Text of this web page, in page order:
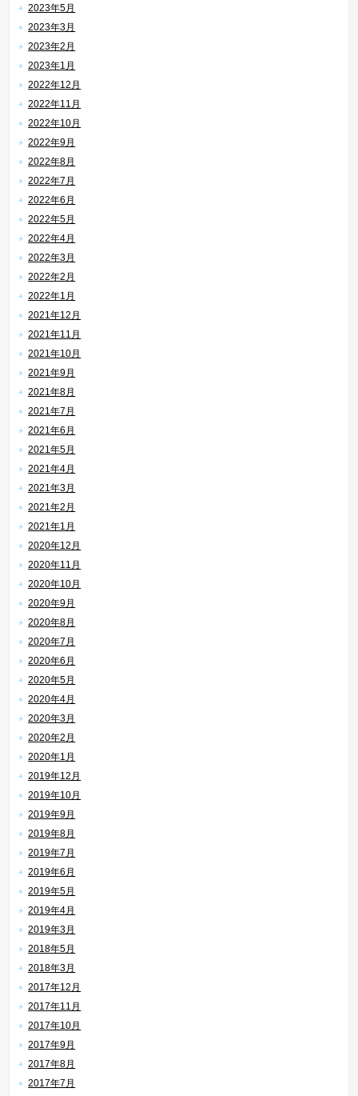
2023年5月
2023年3月
2023年2月
2023年1月
2022年12月
2022年11月
2022年10月
2022年9月
2022年8月
2022年7月
2022年6月
2022年5月
2022年4月
2022年3月
2022年2月
2022年1月
2021年12月
2021年11月
2021年10月
2021年9月
2021年8月
2021年7月
2021年6月
2021年5月
2021年4月
2021年3月
2021年2月
2021年1月
2020年12月
2020年11月
2020年10月
2020年9月
2020年8月
2020年7月
2020年6月
2020年5月
2020年4月
2020年3月
2020年2月
2020年1月
2019年12月
2019年10月
2019年9月
2019年8月
2019年7月
2019年6月
2019年5月
2019年4月
2019年3月
2018年5月
2018年3月
2017年12月
2017年11月
2017年10月
2017年9月
2017年8月
2017年7月